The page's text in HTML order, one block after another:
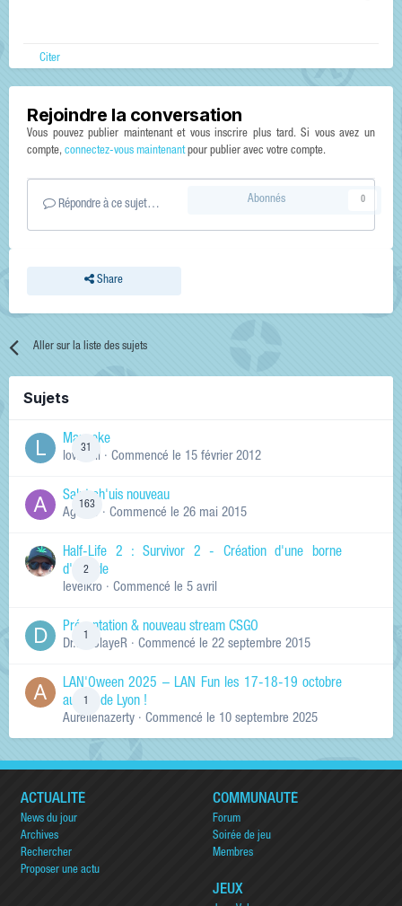
Citer
Rejoindre la conversation
Vous pouvez publier maintenant et vous inscrire plus tard. Si vous avez un
compte, connectez-vous maintenantpour publier avec votre compte.
Répondre à ce sujet…
Share
Abonnés 0
Aller sur la liste des sujets
Sujets
31
Manneke
lowskill · Commencé le 15 février 2012
163
Salut ch'uis nouveau
Ag0Nie · Commencé le 26 mai 2015
2
Half-Life 2 : Survivor 2 - Création d'une borne
d'arcade
levelkro · Commencé le 5 avril
1
Présentation & nouveau stream CSGO
Dr.KinSlayeR · Commencé le 22 septembre 2015
1
LAN'Oween 2025 – LAN Fun les 17-18-19 octobre
au sud de Lyon !
Aurelienazerty · Commencé le 10 septembre 2025
ACTUALITÉ
News du jour
Archives
Rechercher
Proposer une actu
COMMUNAUTÉ
Forum
Soirée de jeu
Membres
JEUX